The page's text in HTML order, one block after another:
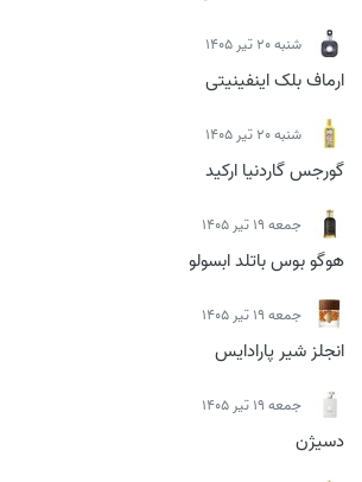
شنبه 20 تیر 1405
ارماف بلک اینفینیتی
شنبه 20 تیر 1405
گورجس گاردنیا ارکید
جمعه 19 تیر 1405
هوگو بوس باتلد ابسولو
جمعه 19 تیر 1405
انجلز شیر پارادایس
جمعه 19 تیر 1405
دسیژن